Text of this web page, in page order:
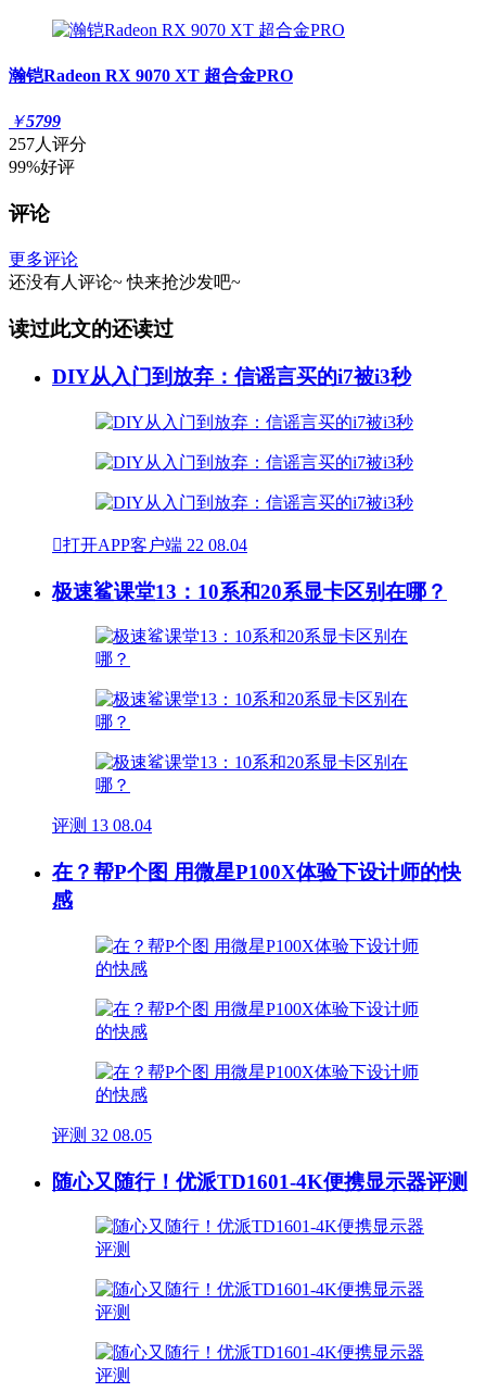
瀚铠Radeon RX 9070 XT 超合金PRO
￥5799
257人评分
99%好评
评论
更多评论
还没有人评论~ 快来抢沙发吧~
读过此文的还读过
DIY从入门到放弃：信谣言买的i7被i3秒
打开APP客户端 22 08.04
极速鲨课堂13：10系和20系显卡区别在哪？
评测 13 08.04
在？帮P个图 用微星P100X体验下设计师的快
感
评测 32 08.05
随心又随行！优派TD1601-4K便携显示器评测